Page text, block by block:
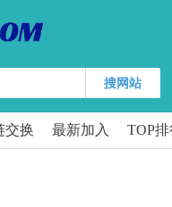
搜网站
交换 最新加入 TOP